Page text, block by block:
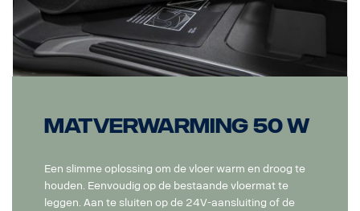
Matverwarming 50 W
Een slimme oplossing om de vloer warm en droog te
houden. Eenvoudig op de bestaande vloermat te
leggen. Aan te sluiten op de 24V-aansluiting of de